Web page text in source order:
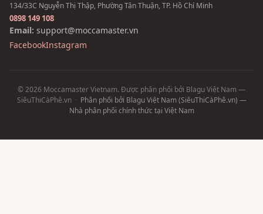
134/33C Nguyễn Thị Thập, Phường Tân Thuận, TP. Hồ Chí Minh
0898 149 108
Email: support@moccamaster.vn
FacebookInstagram
© 2026 Moccamaster Vietnam. Được phân phối bởi Blagu Việt Nam —
SiêuThiCàPhê.vn · Phân phối bởi Blagu Việt Nam (SiêuThiCàPhê.vn) —
Nhà phân phối chính thức tại Việt Nam